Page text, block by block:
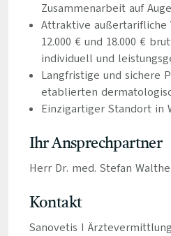
Zusammenarbeit auf
Attraktive außertarifliche
12.000 € und 18.000 €
individuell und
Langfristige und sichere
etablierten
Einzigartiger Standort in
Ihr Ansprechpartner
Herr Dr. med. Stefan
Kontakt
Sanovetis I Ärztevermittlung